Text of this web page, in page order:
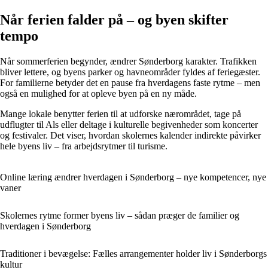
Når ferien falder på – og byen skifter
tempo
Når sommerferien begynder, ændrer Sønderborg karakter. Trafikken
bliver lettere, og byens parker og havneområder fyldes af feriegæster.
For familierne betyder det en pause fra hverdagens faste rytme – men
også en mulighed for at opleve byen på en ny måde.
Mange lokale benytter ferien til at udforske nærområdet, tage på
udflugter til Als eller deltage i kulturelle begivenheder som koncerter
og festivaler. Det viser, hvordan skolernes kalender indirekte påvirker
hele byens liv – fra arbejdsrytmer til turisme.
Online læring ændrer hverdagen i Sønderborg – nye kompetencer, nye
vaner
Skolernes rytme former byens liv – sådan præger de familier og
hverdagen i Sønderborg
Traditioner i bevægelse: Fælles arrangementer holder liv i Sønderborgs
kultur